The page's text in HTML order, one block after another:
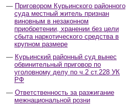
Приговором Курьинского районного
суда местный житель признан
виновным в незаконном
приобретении, хранении без цели
сбыта наркотического средства в
крупном размере
Курьинский районный суд вынес
обвинительный приговор по
уголовному делу по ч.2 ст.228 УК
РФ
Ответственность за разжигание
межнациональной розни